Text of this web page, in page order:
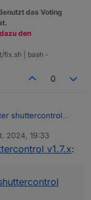
das Voting
den
fix.sh | bash -
0
shuttercontrol
des
shuttercontrol
2024, 19:33
v1.7.x: